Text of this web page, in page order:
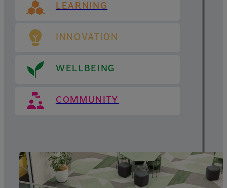
LEARNING
INNOVATION
WELLBEING
COMMUNITY